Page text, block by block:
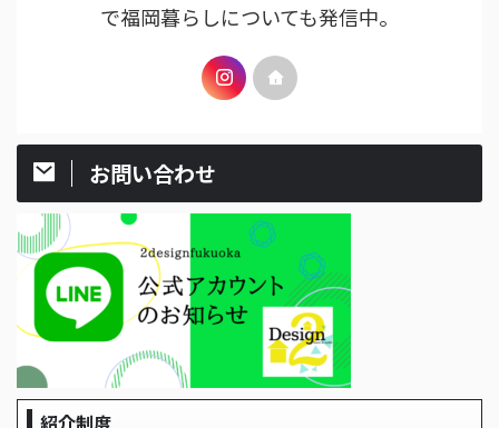
で福岡暮らしについても発信中。
お問い合わせ
紹介制度